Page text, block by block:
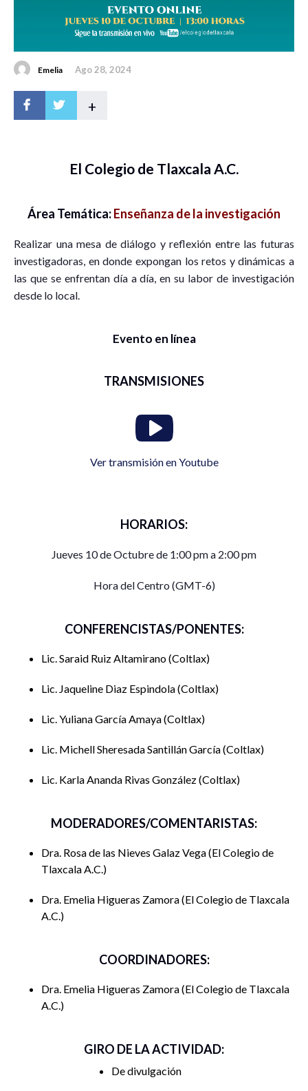
Emelia Ago 28, 2024
+
El Colegio de Tlaxcala A.C.
Área Temática:Enseñanza de la investigación
Realizar una mesa de diálogo y reflexión entre las futuras
investigadoras, en donde expongan los retos y dinámicas a
las que se enfrentan día a día, en su labor de investigación
desde lo local.
Evento en línea
TRANSMISIONES
Ver transmisión en Youtube
HORARIOS:
Jueves 10 de Octubre de 1:00 pm a 2:00 pm
Hora del Centro (GMT-6)
CONFERENCISTAS/PONENTES:
Lic. Saraid Ruiz Altamirano Coltlax
Lic. Jaqueline Diaz Espindola Coltlax
Lic. Yuliana García Amaya Coltlax
Lic. Michell Sheresada Santillán García Coltlax
Lic. Karla Ananda Rivas González Coltlax
MODERADORES/COMENTARISTAS:
Dra. Rosa de las Nieves Galaz Vega El Colegio de
Tlaxcala A.C.
Dra. Emelia Higueras Zamora El Colegio de Tlaxcala
A.C.
COORDINADORES:
Dra. Emelia Higueras Zamora El Colegio de Tlaxcala
A.C.
GIRO DE LA ACTIVIDAD:
De divulgación